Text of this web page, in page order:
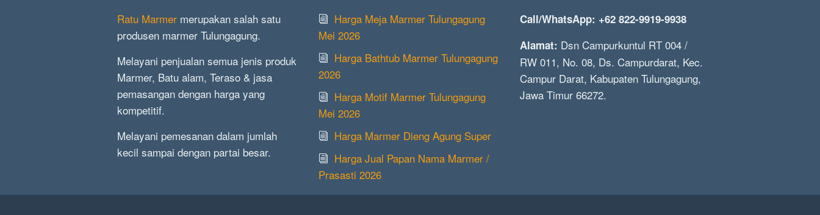
Ratu Marmer merupakan salah satu
produsen marmer Tulungagung.
Melayani penjualan semua jenis produk
Marmer, Batu alam, Teraso & jasa
pemasangan dengan harga yang
kompetitif.
Melayani pemesanan dalam jumlah
kecil sampai dengan partai besar.
Harga Meja Marmer Tulungagung
Mei 2026
Harga Bathtub Marmer Tulungagung
2026
Harga Motif Marmer Tulungagung
Mei 2026
Harga Marmer Dieng Agung Super
Harga Jual Papan Nama Marmer /
Prasasti 2026
Call/WhatsApp: +62 822-9919-9938
Alamat: Dsn Campurkuntul RT 004 /
RW 011, No. 08, Ds. Campurdarat, Kec.
Campur Darat, Kabupaten Tulungagung,
Jawa Timur 66272.